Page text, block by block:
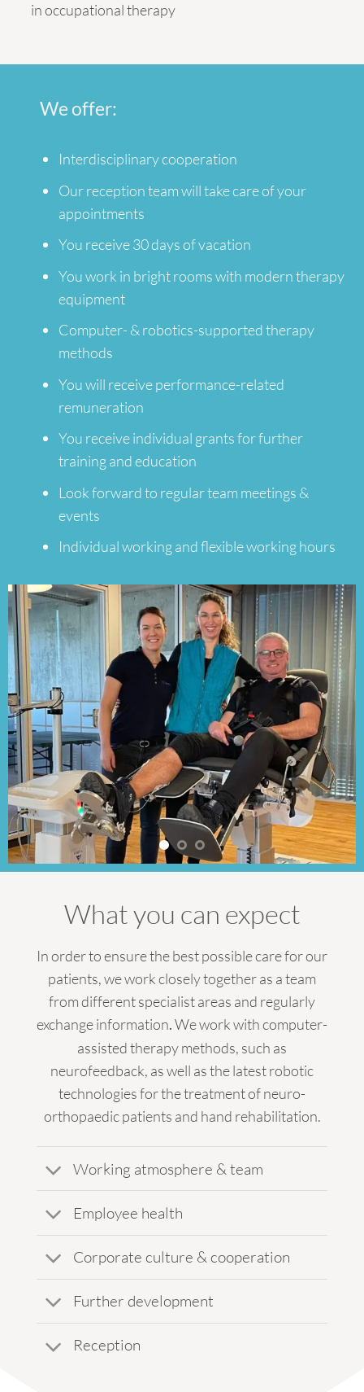
in occupational therapy
We offer:
Interdisciplinary cooperation
Our reception team will take care of your
appointments
You receive 30 days of vacation
You work in bright rooms with modern therapy
equipment
Computer- & robotics-supported therapy
methods
You will receive performance-related
remuneration
You receive individual grants for further
training and education
Look forward to regular team meetings &
events
Individual working and flexible working hours
What you can expect
In order to ensure the best possible care for our
patients, we work closely together as a team
from different specialist areas and regularly
exchange information.We work with computer-
assisted therapy methods, such as
neurofeedback, as well as the latest robotic
technologies for the treatment of neuro-
orthopaedic patients and hand rehabilitation.
Working atmosphere & team
Employee health
Corporate culture & cooperation
Further development
Reception